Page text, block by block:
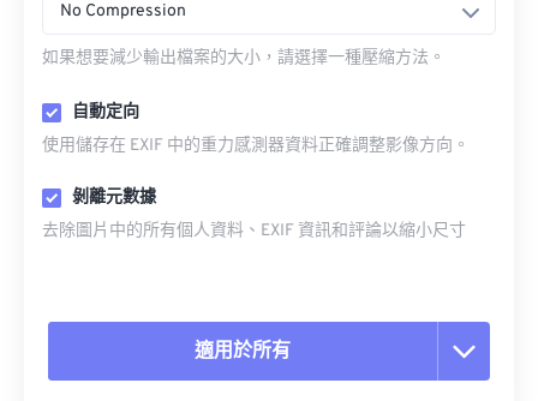
No Compression
如果想要減少輸出檔案的大小，請選擇一種壓縮方法。
自動定向
使用儲存在 EXIF 中的重力感測器資料正確調整影像方向。
剝離元數據
去除圖片中的所有個人資料、EXIF 資訊和評論以縮小尺寸
適用於所有